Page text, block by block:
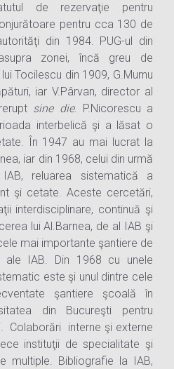
de rezervaţie pentru
pentru cca 130 de
din 1984. PUG-ul din
zonei, încă greu de
Tocilescu din 1909, G.Murnu
iar V.Pârvan, director al
sine die. P.Nicorescu a
interbelică şi a lăsat o
În 1947 au mai lucrat la
iar din 1968, celui din urmă
reluarea sistematică a
şi cetate. Aceste cercetări,
interdisciplinare, continuă şi
lui Al.Barnea, de al IAB şi
mai importante şantiere de
IAB. Din 1968 cu unele
este şi unul dintre cele
şantiere şcoală în
din Bucureşti pentru
Colaborări interne şi externe
instituţii de specialitate şi
multiple. Bibliografie la IAB,